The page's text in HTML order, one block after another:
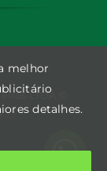
LTDA ©
melhor
detalhes.